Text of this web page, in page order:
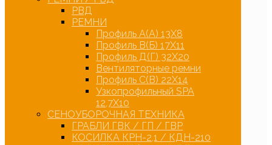
РВД
РЕМНИ
Профиль А(А) 13Х8
Профиль В(Б) 17Х11
Профиль Д(Г) 32Х20
Вентиляторные ремни
Профиль С(В) 22Х14
Узкопрофильный SPA
12,7Х10
СЕНОУБОРОЧНАЯ ТЕХНИКА
ГРАБЛИ ГВК / ГП / ГВР
КОСИЛКА КРН-2,1 / КДН-210